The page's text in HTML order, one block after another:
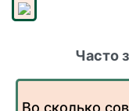
Часто
Во сколько